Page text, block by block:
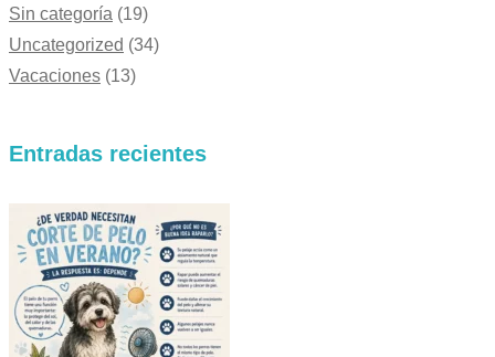
Sin categoría (19)
Uncategorized (34)
Vacaciones (13)
Entradas recientes